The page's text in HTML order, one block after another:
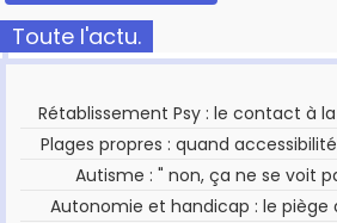
Toute l'actu.
Rétablissement Psy : le contact à
Plages propres : quand
Autisme : " non, ça ne se voit
Autonomie et handicap : le piège